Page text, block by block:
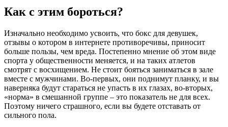
Как с этим бороться?
Изначально необходимо усвоить, что бокс для девушек,
отзывы о котором в интернете противоречивы, приносит
больше пользы, чем вреда. Постепенно мнение об этом виде
спорта у общественности меняется, и на таких атлетов
смотрят с восхищением. Не стоит бояться заниматься в зале
вместе с мужчинами. Во-первых, они поднимут планку, и вы
наверняка будут стараться не упасть в их глазах, во-вторых,
«норма» в смешанной группе – это показатель не для всех.
Поэтому ничего страшного, если вы будете отставать от
сильного пола.